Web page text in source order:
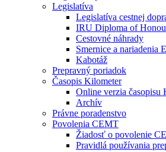
Legislatíva
Legislatíva cestnej
IRU Diploma of
Cestovné náhrady
Smernice a nariadenia
Kabotáž
Prepravný poriadok
Časopis Kilometer
Online verzia časopisu
Archív
Právne poradenstvo
Povolenia CEMT
Žiadosť o povolenie
Pravidlá používania